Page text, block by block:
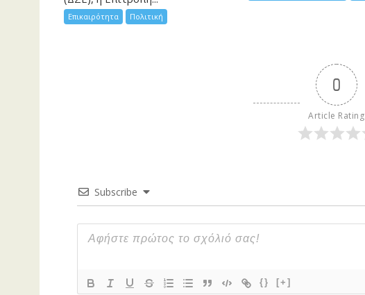
Επικαιρότητα Πολιτική
0
Article Rating
Subscribe
{} [+]